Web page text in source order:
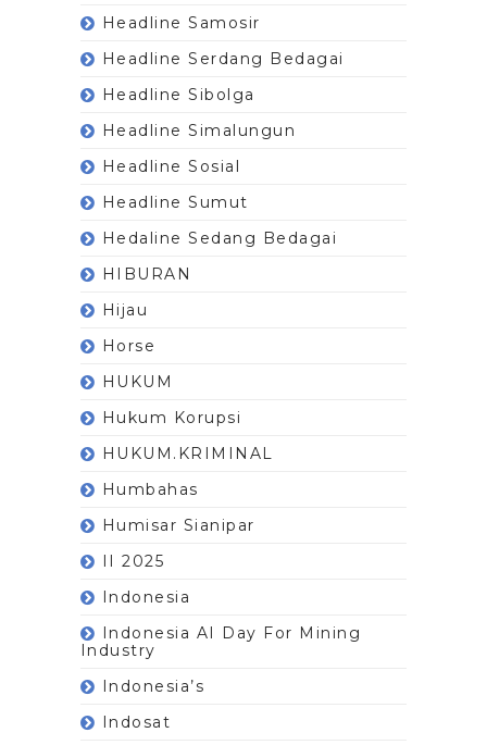
Headline Samosir
Headline Serdang Bedagai
Headline Sibolga
Headline Simalungun
Headline Sosial
Headline Sumut
Hedaline Sedang Bedagai
HIBURAN
Hijau
Horse
HUKUM
Hukum Korupsi
HUKUM.KRIMINAL
Humbahas
Humisar Sianipar
II 2025
Indonesia
Indonesia AI Day For Mining
Industry
Indonesia’s
Indosat